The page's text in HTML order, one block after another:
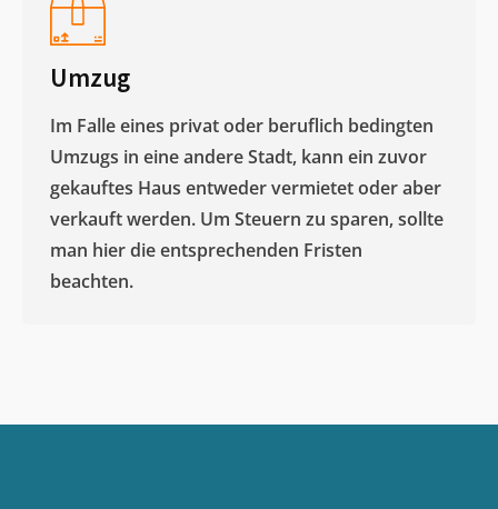
Umzug
Im Falle eines privat oder beruflich bedingten
Umzugs in eine andere Stadt, kann ein zuvor
gekauftes Haus entweder vermietet oder aber
verkauft werden. Um Steuern zu sparen, sollte
man hier die entsprechenden Fristen
beachten.